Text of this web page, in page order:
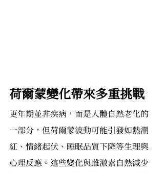
荷爾蒙變化帶來多重挑戰
更年期並非疾病，而是人體自然老化的
一部分，但荷爾蒙波動可能引發如熱潮
紅、情緒起伏、睡眠品質下降等生理與
心理反應。這些變化與雌激素自然減少